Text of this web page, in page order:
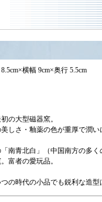
横幅 9cm×奥行 5.5cm
の大型磁器窯。
しさ・釉薬の色が重厚で潤い
南青北白」（中国南方の多
富者の愛玩品。
の時代の小品でも鋭利な造型